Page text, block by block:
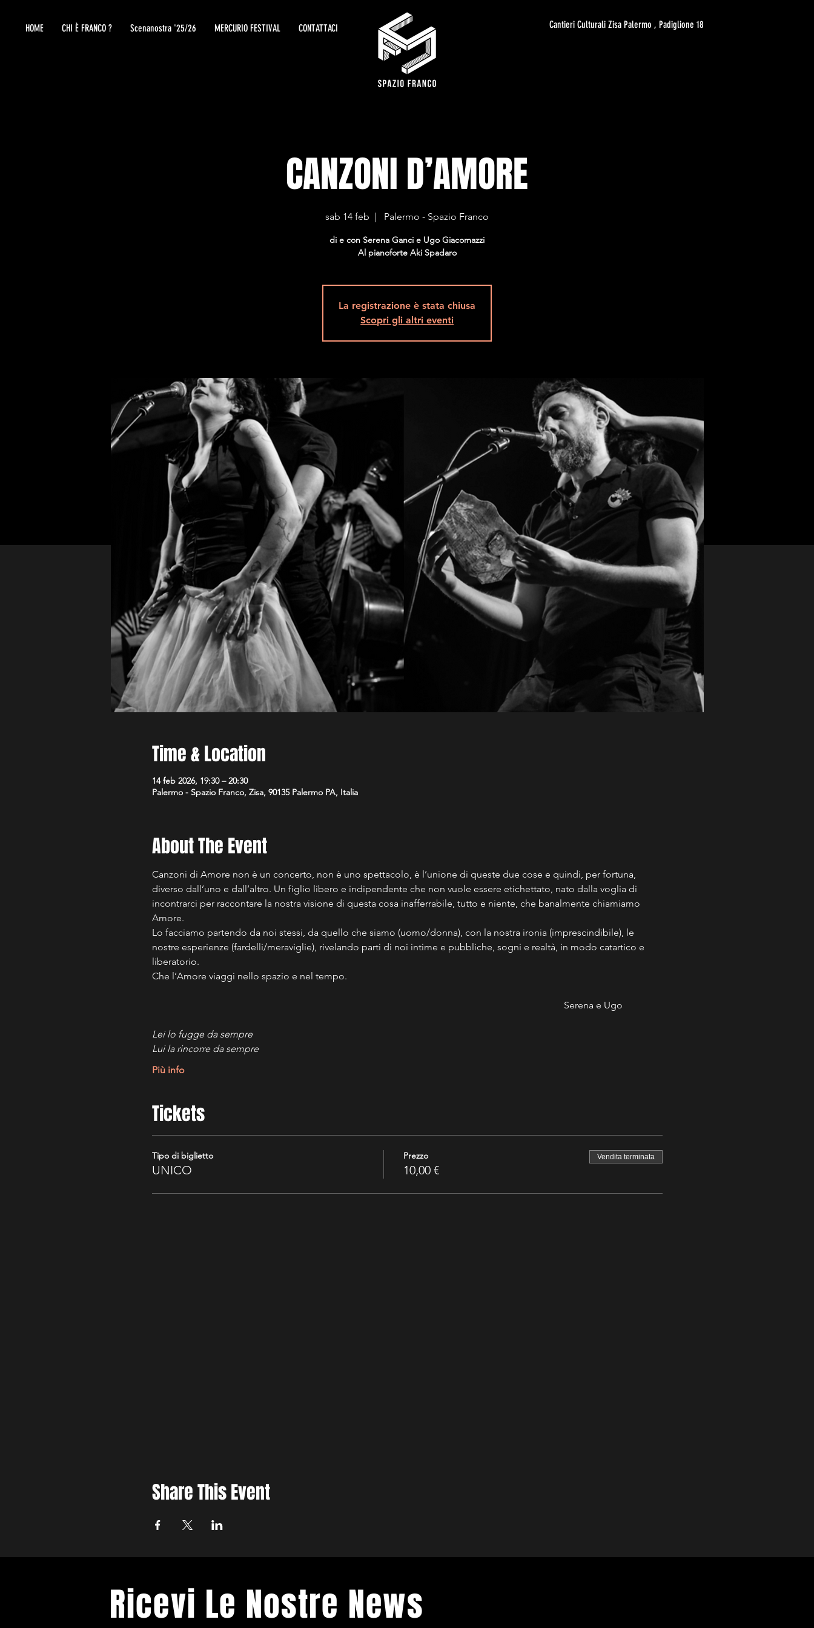
HOME CHI È FRANCO ? Scenanostra '25/26 MERCURIO FESTIVAL CONTATTACI Cantieri Culturali Zisa Palermo , Padiglione 18
CANZONI D’AMORE
sab 14 feb
  |
Palermo - Spazio Franco
di e con Serena Ganci e Ugo Giacomazzi
Al pianoforte Aki Spadaro
La registrazione è stata chiusa
Scopri gli altri eventi
Time & Location
14 feb 2026, 19:30 – 20:30
Palermo - Spazio Franco, Zisa, 90135 Palermo PA, Italia
About The Event
Canzoni di Amore non è un concerto, non è uno spettacolo, è l’unione di queste due cose e quindi, per fortuna,
diverso dall’uno e dall’altro. Un figlio libero e indipendente che non vuole essere etichettato, nato dalla voglia di
incontrarci per raccontare la nostra visione di questa cosa inafferrabile, tutto e niente, che banalmente chiamiamo
Amore.
Lo facciamo partendo da noi stessi, da quello che siamo (uomo/donna), con la nostra ironia (imprescindibile), le
nostre esperienze (fardelli/meraviglie), rivelando parti di noi intime e pubbliche, sogni e realtà, in modo catartico e
liberatorio.
Che l’Amore viaggi nello spazio e nel tempo.
																	Serena e Ugo
Lei lo fugge da sempre
Lui la rincorre da sempre
Più info
Tickets
Tipo di biglietto
UNICO
Prezzo
10,00 €
Vendita terminata
Share This Event
Ricevi Le Nostre News